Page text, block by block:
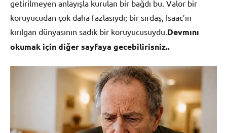
getirilmeyen anlayışla kurulan bir bağdı bu. Valor bir
koruyucudan çok daha fazlasıydı; bir sırdaş, Isaac’ın
kırılgan dünyasının sadık bir koruyucusuydu. Devmını
okumak için diğer sayfaya gecebilirisniz..